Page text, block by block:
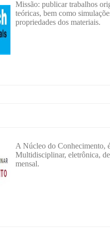
Missão: publicar trabalhos
teóricas, bem como
propriedades dos materiais.
A Núcleo do Conhecimento,
Multidisciplinar, eletrônica,
mensal.